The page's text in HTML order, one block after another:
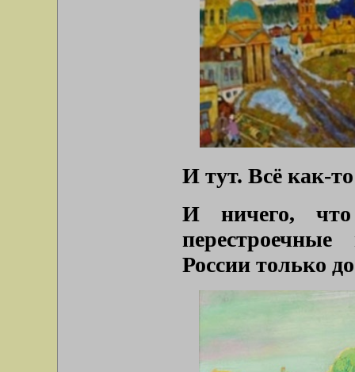
И тут. Всё как-
И ничего,
России только